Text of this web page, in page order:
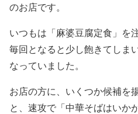
のお店です。
いつもは「麻婆豆腐定食」を
毎回となると少し飽きてしま
なっていました。
お店の方に、いくつか候補を
と、速攻で「中華そばはいか